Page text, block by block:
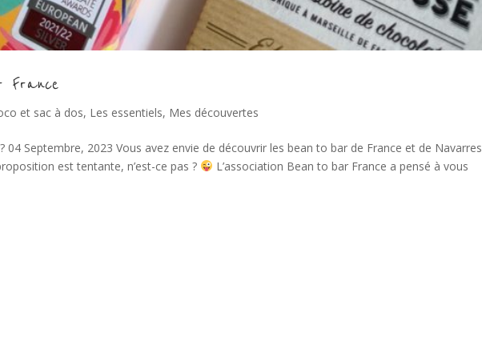
et sac à dos, Les essentiels, Mes découvertes
04 Septembre, 2023 Vous avez envie de découvrir les bean to bar de France et de Navarres
est tentante, n’est-ce pas ?
L’association Bean to bar France a pensé à vous